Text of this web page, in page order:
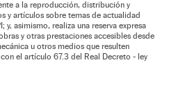
a la reproducción, distribución y
y artículos sobre temas de actualidad
asimismo, realiza una reserva expresa
y otras prestaciones accesibles desde
u otros medios que resulten
el artículo 67.3 del Real Decreto - ley